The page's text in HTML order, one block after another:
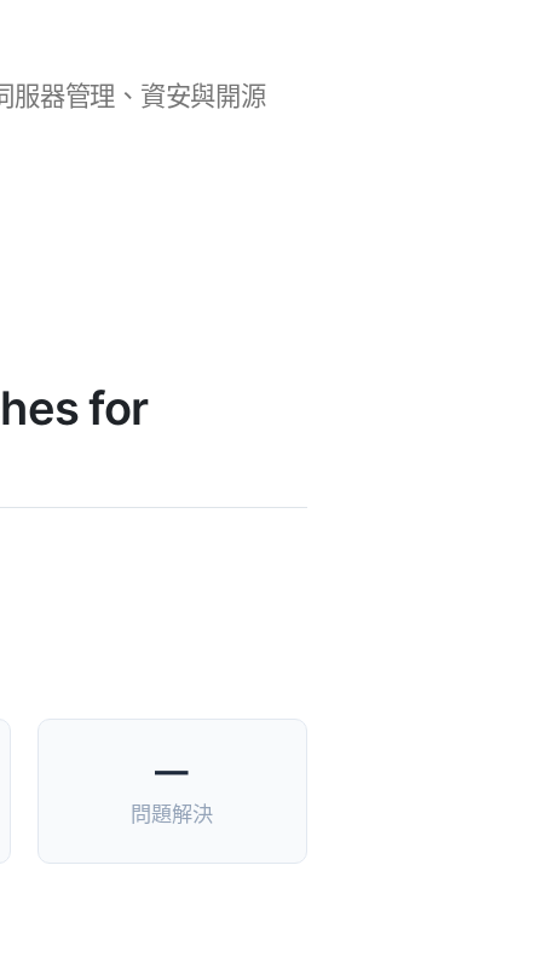
器管理、資安與開源
for
—
問題解決